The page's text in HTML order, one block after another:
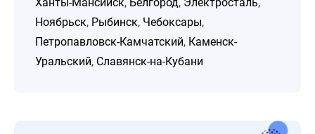
Ноябрьск, Рыбинск, Чебоксары,
Петропавловск-Камчатский, Каменск-
Уральский, Славянск-на-Кубани